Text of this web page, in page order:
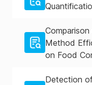
Method
on Food
Detection